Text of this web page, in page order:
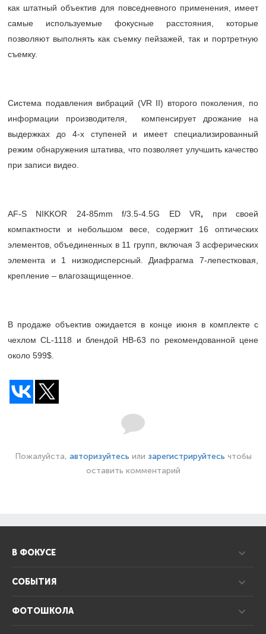
как штатный объектив для повседневного применения, имеет
самые используемые фокусные расстояния, которые
позволяют выполнять как съемку пейзажей, так и портретную
съемку.
Система подавления вибраций (VR II) второго поколения, по
информации производителя, компенсирует дрожание на
выдержках до 4-х ступеней и имеет специализированный
режим обнаружения штатива, что позволяет улучшить качество
при записи видео.
AF-S NIKKOR 24-85mm f/3.5-4.5G ED VR, при своей
компактности и небольшом весе, содержит 16 оптических
элементов, объединенных в 11 групп, включая 3 асферических
элемента и 1 низкодисперсный. Диафрагма 7-лепестковая,
крепление – влагозащищенное.
В продаже объектив ожидается в конце июня в комплекте с
чехлом CL-1118 и блендой HB-63 по рекомендованной цене
около 599$.
Пожалуйста, авторизуйтесь или зарегистрируйтесь чтобы
оставить комментарий
В ФОКУСЕ
СОБЫТИЯ
ФОТОШКОЛА